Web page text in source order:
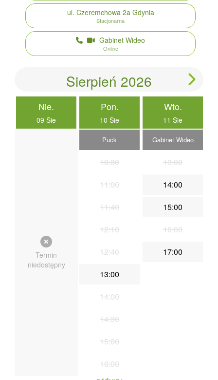
ul. Czeremchowa 2a Gdynia
Stacjonarna
Gabinet Wideo
Online
Sierpień 2026
Nie.
09 Sie
Termin
niedostępny
Pon.
10 Sie
Puck
10:30
11:00
11:40
12:10
12:40
13:00
14:00
14:30
15:00
16:00
Wto.
11 Sie
Gabinet Wideo
13:00
14:00
15:00
16:00
17:00